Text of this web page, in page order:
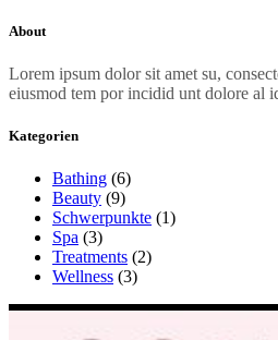
About
Lorem ipsum dolor sit amet su,
eiusmod tem por incidid unt dolore al
Kategorien
Bathing (6)
Beauty (9)
Schwerpunkte (1)
Spa (3)
Treatments (2)
Wellness (3)